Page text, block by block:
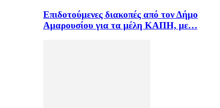
Επιδοτούμενες διακοπές από τον Δήμο
Αμαρουσίου για τα μέλη ΚΑΠΗ, με…